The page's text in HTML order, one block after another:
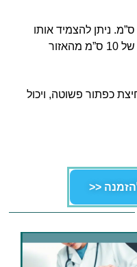
פולט שדה בקוטר של 56 ס”מ. ניתן להצמיד אותו
לעור או פשוט להפעיל אותו בטווח של 10 ס”מ מהאזור
כפתור פשוטה, ויכול